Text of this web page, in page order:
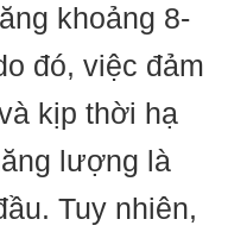
khoảng 8-
đó, việc đảm
kịp thời hạ
lượng là
Tuy nhiên,